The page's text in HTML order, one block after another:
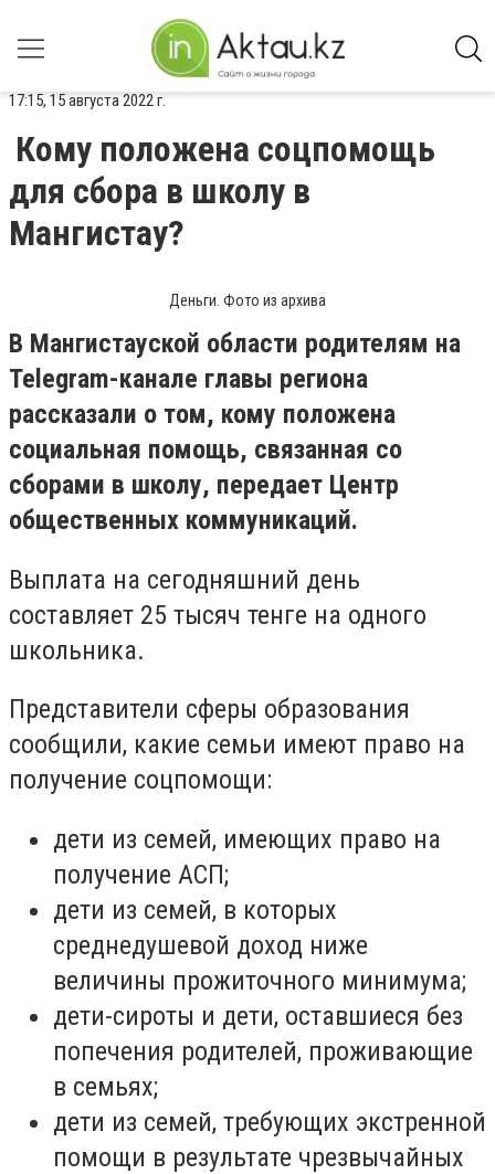
17:15, 15 августа 2022 г.
Кому положена соцпомощь
для сбора в школу в
Мангистау?
Деньги. Фото из архива
В Мангистауской области родителям на
Telegram-канале главы региона
рассказали о том, кому положена
социальная помощь, связанная со
сборами в школу, передает Центр
общественных коммуникаций.
Выплата на сегодняшний день
составляет 25 тысяч тенге на одного
школьника.
Представители сферы образования
сообщили, какие семьи имеют право на
получение соцпомощи:
дети из семей, имеющих право на
получение АСП;
дети из семей, в которых
среднедушевой доход ниже
величины прожиточного минимума;
дети-сироты и дети, оставшиеся без
попечения родителей, проживающие
в семьях;
дети из семей, требующих экстренной
помощи в результате чрезвычайных